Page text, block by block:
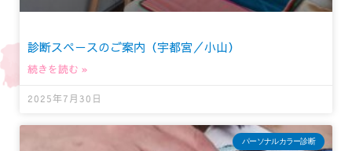
診断スペースのご案内（宇都宮／小山）
続きを読む »
2025年7月30日
パーソナルカラー診断